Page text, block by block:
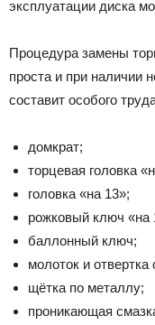
эксплуатации диска
Процедура замены
проста и при наличии
составит особого
домкрат;
торцевая головка
головка «на 13»;
рожковый ключ «на
баллонный ключ;
молоток и
щётка по металлу;
проникающая